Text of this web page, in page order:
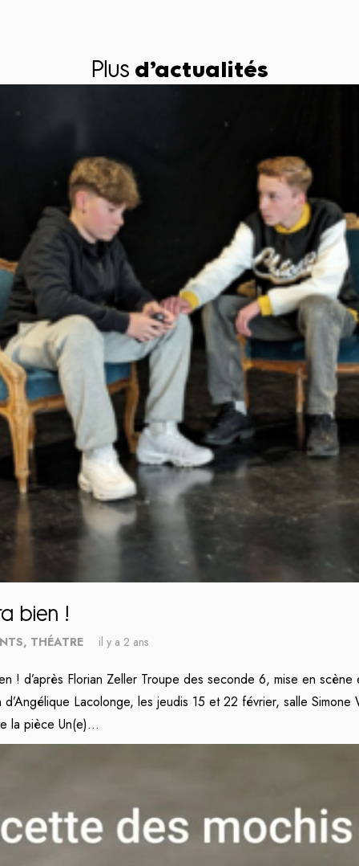
Plus d’actualités
bien !
, THÉATRE il y a 2 ans
! d’après Florian Zeller Troupe des seconde 6, mise en scène
d’Angélique Lacolonge, les jeudis 15 et 22 février, salle Simone
la pièce Un(e)…